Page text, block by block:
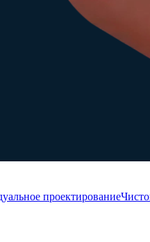
проектирование